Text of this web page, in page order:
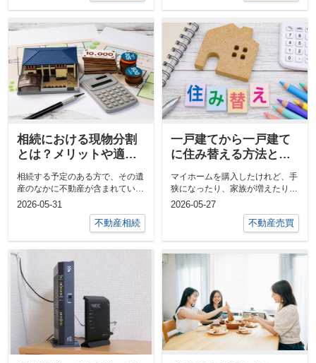
相続における現物分割
とは？メリットや適用
相続する予定のある方で、その遺
産のなかに不動産が含まれている
方もいらっしゃるかと思います。
2026-05-31
不動産相続
一戸建てから一戸建て
に住み替える方法と
紹介
マイホームを購入したけれど、手
狭になったり、家族が増えたりな
ど住み替えを検討する方がいるで
2026-05-27
不動産売買